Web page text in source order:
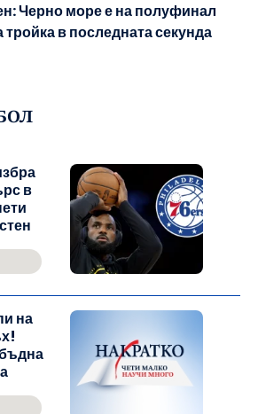
Черно море е на полуфинал
в последната секунда
в
на